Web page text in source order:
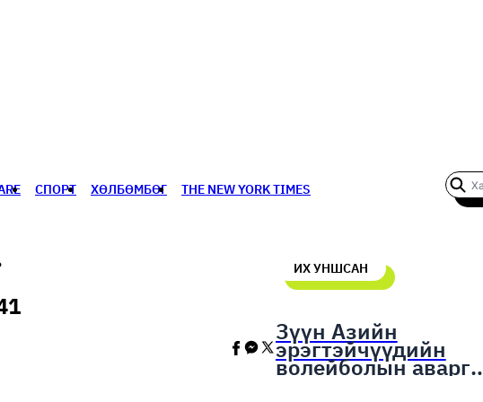
СПОРТ ХӨЛБӨМБӨГ THE NEW YORK TIMES
ИХ УНШСАН
Зүүн Азийн
эрэгтэйчүүдийн
волейболын аварга
шалгаруулах